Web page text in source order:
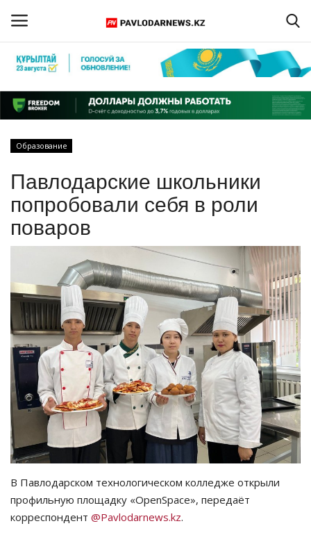
Регистрация
Главная
ПАВЛОДАРСКАЯ ОБЛАСТЬ
КАЗАХСТАН
СПЕЦПРОЕКТЫ
СПОРТ
Чек-лист
РАЗВЛЕЧЕНИЯ
OFFICIAL
Курултай
Язык
Образование
Павлодарские школьники
попробовали себя в роли
поваров
В Павлодарском технологическом колледже открыли
профильную площадку «OpenSpace», передаёт
корреспондент @Pavlodarnews.kz.